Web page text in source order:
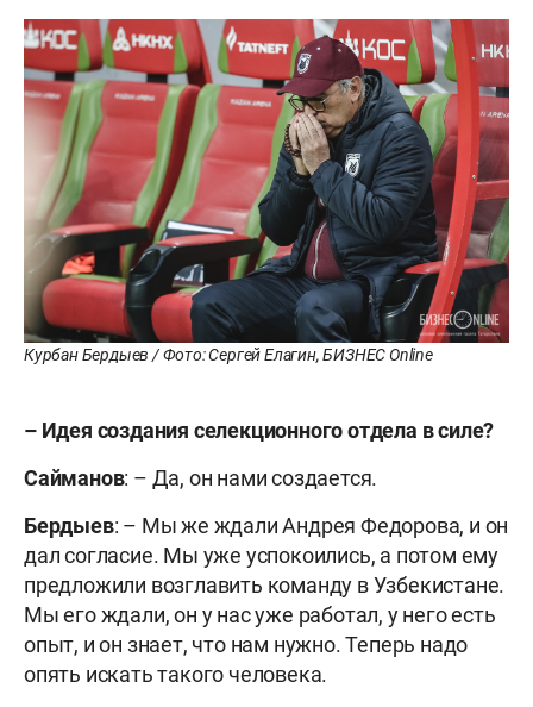
Курбан Бердыев / Фото: Сергей Елагин, БИЗНЕС Online
– Идея создания селекционного отдела в силе?
Сайманов: – Да, он нами создается.
Бердыев: – Мы же ждали Андрея Федорова, и он
дал согласие. Мы уже успокоились, а потом ему
предложили возглавить команду в Узбекистане.
Мы его ждали, он у нас уже работал, у него есть
опыт, и он знает, что нам нужно. Теперь надо
опять искать такого человека.